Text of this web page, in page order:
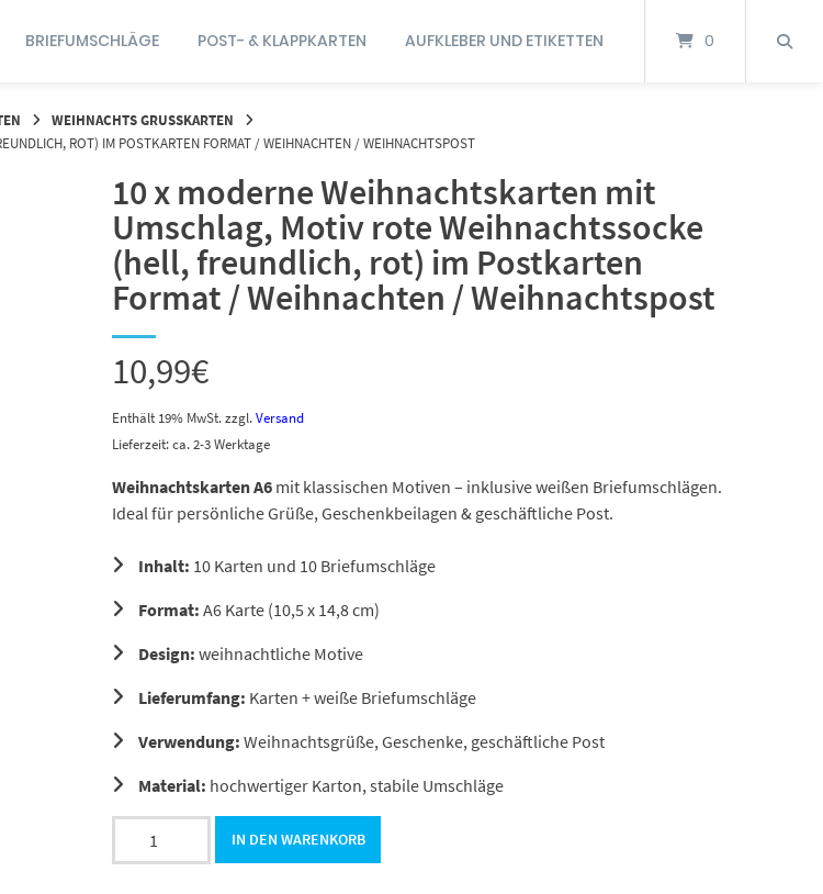
BRIEFUMSCHLÄGE POST- & KLAPPKARTEN AUFKLEBER UND ETIKETTEN 0
WEIHNACHTS GRUSSKARTEN
ROT) IM POSTKARTEN FORMAT / WEIHNACHTEN / WEIHNACHTSPOST
10 x moderne Weihnachtskarten mit
Umschlag, Motiv rote Weihnachtssocke
(hell, freundlich, rot) im Postkarten
Format / Weihnachten / Weihnachtspost
10,99€
Enthält 19% MwSt.zzgl.Versand
Lieferzeit: ca. 2-3 Werktage
Weihnachtskarten A6 mit klassischen Motiven – inklusive weißen Briefumschlägen.
Ideal für persönliche Grüße, Geschenkbeilagen & geschäftliche Post.
Inhalt: 10 Karten und 10 Briefumschläge
Format: A6 Karte (10,5 x 14,8 cm)
Design: weihnachtliche Motive
Lieferumfang: Karten + weiße Briefumschläge
Verwendung: Weihnachtsgrüße, Geschenke, geschäftliche Post
Material: hochwertiger Karton, stabile Umschläge
IN DEN WARENKORB